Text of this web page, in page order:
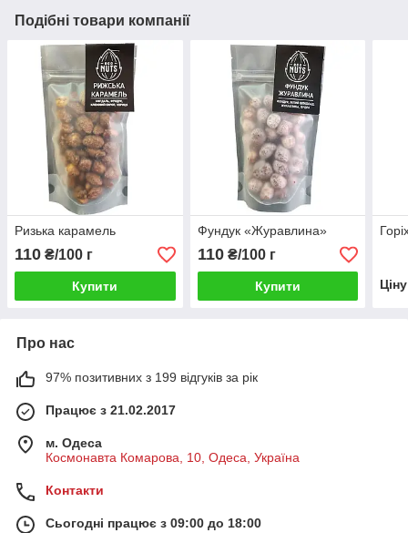
Подібні товари компанії
Ризька карамель
110 ₴/100 г
Купити
Фундук «Журавлина»
110₴/100 г
Купити
Про нас
97% позитивних з 199 відгуків за рік
Працює з 21.02.2017
м. Одеса
Космонавта Комарова, 10, Одеса, Україна
Контакти
Сьогодні працює з 09:00 до 18:00